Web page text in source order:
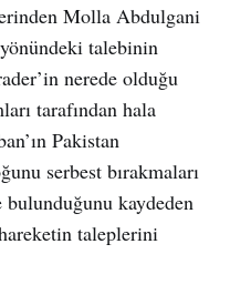
Molla Abdulgani
talebinin
nerede olduğu
tarafından hala
Pakistan
serbest bırakmaları
kaydeden
taleplerini